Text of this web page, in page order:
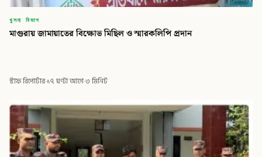
খুলনা বিভাগ
মাগুরায় জামায়াতের বিক্ষোভ মিছিল ও স্মারকলিপি প্রদান
স্টাফ রিপোর্টার·১৭ ঘণ্টা আগে·৩ মিনিট